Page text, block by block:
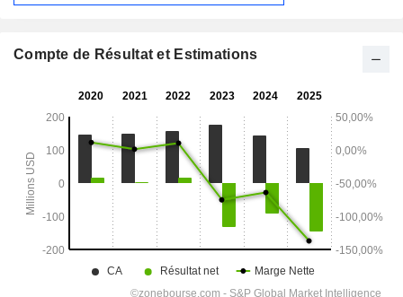
Compte de Résultat et Estimations